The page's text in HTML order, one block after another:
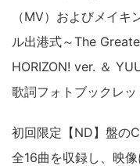
（MV）およびメイ
ル出港式～The
HORIZON! ver. ＆
歌詞フォトブックレッ
初回限定【ND】盤の
全16曲を収録し、映